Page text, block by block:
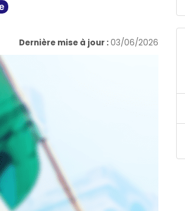
Dernière mise à jour :03/06/2026